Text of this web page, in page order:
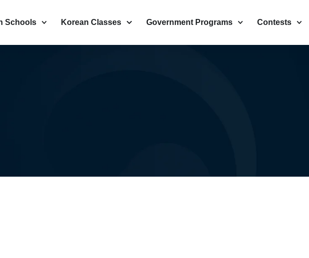
Schools Korean Classes Government Programs Contests